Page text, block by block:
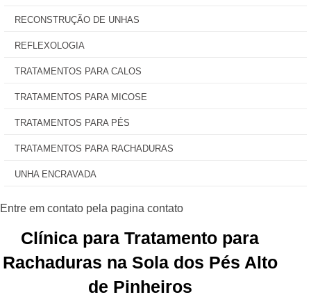
RECONSTRUÇÃO DE UNHAS
REFLEXOLOGIA
TRATAMENTOS PARA CALOS
TRATAMENTOS PARA MICOSE
TRATAMENTOS PARA PÉS
TRATAMENTOS PARA RACHADURAS
UNHA ENCRAVADA
Clínica para Tratamento para
Rachaduras na Sola dos Pés Alto
de Pinheiros